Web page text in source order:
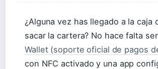
¿Alguna vez has llegado a la
sacar la cartera? No hace falta
Wallet (soporte oficial de pagos
con NFC activado y una app